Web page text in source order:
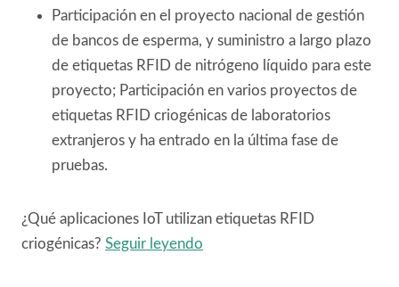
Participación en el proyecto nacional de gestión
de bancos de esperma, y suministro a largo plazo
de etiquetas RFID de nitrógeno líquido para este
proyecto; Participación en varios proyectos de
etiquetas RFID criogénicas de laboratorios
extranjeros y ha entrado en la última fase de
pruebas.
¿Qué aplicaciones IoT utilizan etiquetas RFID
criogénicas? Seguir leyendo